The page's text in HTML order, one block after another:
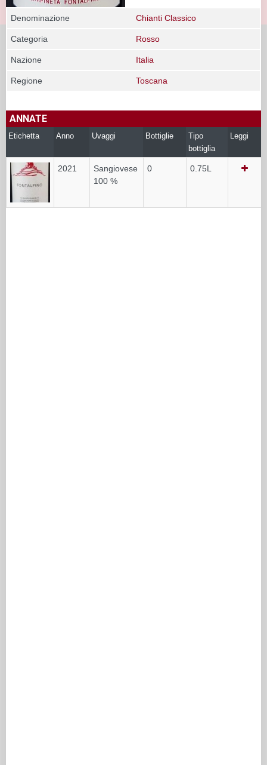
Denominazione Chianti Classico
Categoria Rosso
Nazione Italia
Regione Toscana
ANNATE
Etichetta Anno Uvaggi Bottiglie
Tipo
bottiglia
Leggi
2021
Sangiovese
100 %
0 0.75L